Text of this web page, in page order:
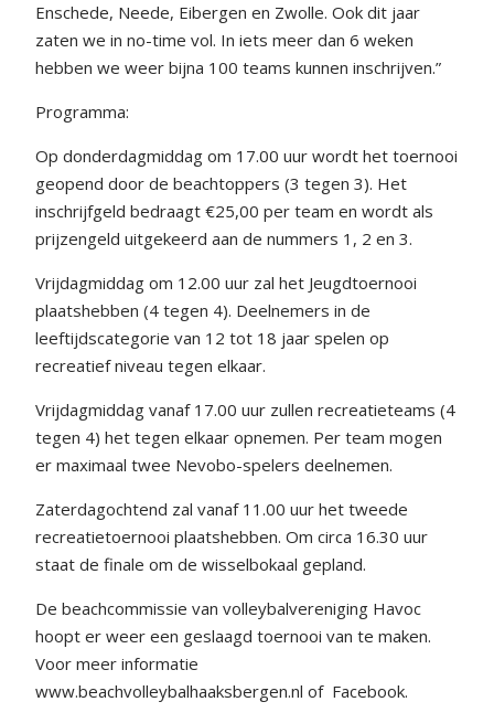
Enschede, Neede, Eibergen en Zwolle. Ook dit jaar
zaten we in no-time vol. In iets meer dan 6 weken
hebben we weer bijna 100 teams kunnen inschrijven.”
Programma:
Op donderdagmiddag om 17.00 uur wordt het toernooi
geopend door de beachtoppers (3 tegen 3). Het
inschrijfgeld bedraagt €25,00 per team en wordt als
prijzengeld uitgekeerd aan de nummers 1, 2 en 3.
Vrijdagmiddag om 12.00 uur zal het Jeugdtoernooi
plaatshebben (4 tegen 4). Deelnemers in de
leeftijdscategorie van 12 tot 18 jaar spelen op
recreatief niveau tegen elkaar.
Vrijdagmiddag vanaf 17.00 uur zullen recreatieteams (4
tegen 4) het tegen elkaar opnemen. Per team mogen
er maximaal twee Nevobo-spelers deelnemen.
Zaterdagochtend zal vanaf 11.00 uur het tweede
recreatietoernooi plaatshebben. Om circa 16.30 uur
staat de finale om de wisselbokaal gepland.
De beachcommissie van volleybalvereniging Havoc
hoopt er weer een geslaagd toernooi van te maken.
Voor meer informatie
www.beachvolleybalhaaksbergen.nl of Facebook.